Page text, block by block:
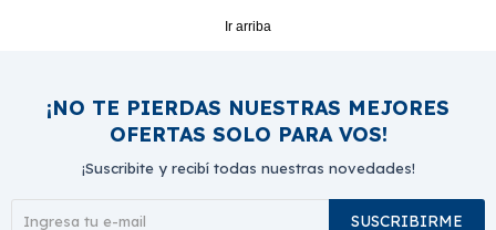
Ir arriba
¡NO TE PIERDAS NUESTRAS MEJORES
OFERTAS SOLO PARA VOS!
¡Suscribite y recibí todas nuestras novedades!
SUSCRIBIRME